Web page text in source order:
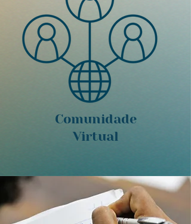
Comunidade
Virtual